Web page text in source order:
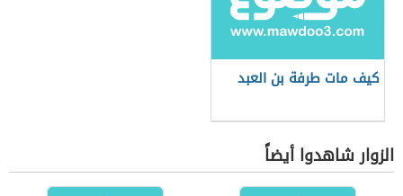
كيف مات طرفة بن العبد
الزوار شاهدوا أيضاً